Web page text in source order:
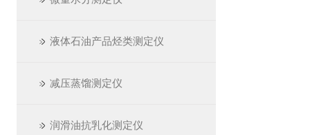
液体石油产品烃类测定仪
减压蒸馏测定仪
润滑油抗乳化测定仪